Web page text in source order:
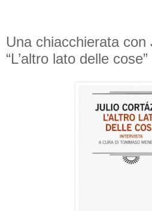
Una chiacchierata con
“L’altro lato delle cose”